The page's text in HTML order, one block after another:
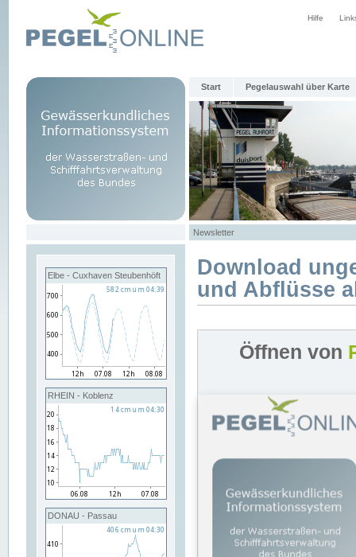
Hilfe
Start Pegelauswahl über Karte
Newsletter
Elbe - Cuxhaven Steubenhöft
RHEIN - Koblenz
DONAU - Passau
Download
und Abflüsse
Öffnen von